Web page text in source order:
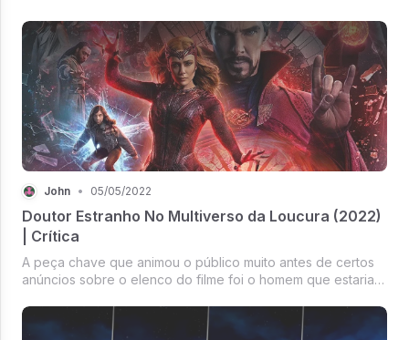
a história...
John • 05/05/2022
Doutor Estranho No Multiverso da Loucura (2022)
| Crítica
A peça chave que animou o público muito antes de certos
anúncios sobre o elenco do filme foi o homem que estaria
Homem Aranha, o anúncio que o cineasta estaria
retornando aos filmes de h...